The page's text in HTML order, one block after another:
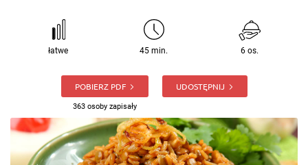
łatwe 45 min. 6 os.
POBIERZ PDF
363 osoby zapisały
UDOSTĘPNIJ